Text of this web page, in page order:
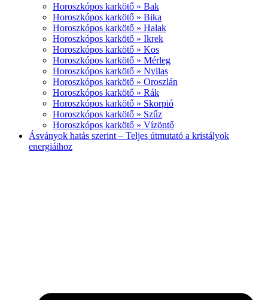
Horoszkópos karkötő » Bak
Horoszkópos karkötő » Bika
Horoszkópos karkötő » Halak
Horoszkópos karkötő » Ikrek
Horoszkópos karkötő » Kos
Horoszkópos karkötő » Mérleg
Horoszkópos karkötő » Nyilas
Horoszkópos karkötő » Oroszlán
Horoszkópos karkötő » Rák
Horoszkópos karkötő » Skorpió
Horoszkópos karkötő » Szűz
Horoszkópos karkötő » Vízöntő
Ásványok hatás szerint – Teljes útmutató a kristályok
energiáihoz